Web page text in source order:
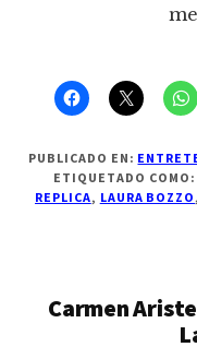
PUBLICADO EN:
ETIQUETADO COMO:
REPLICA, LAURA BOZZO ,
Carmen